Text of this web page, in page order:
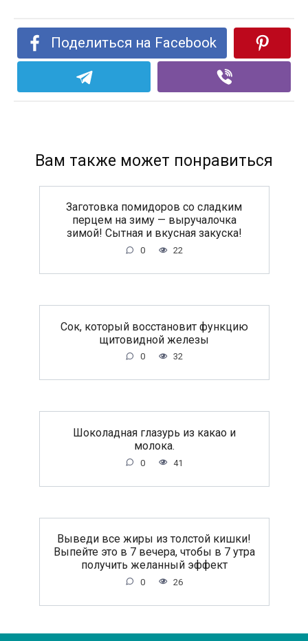
Поделиться на Facebook
Вам также может понравиться
Заготовка помидоров со сладким
перцем на зиму — выручалочка
зимой! Сытная и вкусная закуска!
0 22
Сок, который восстановит функцию
щитовидной железы
0 32
Шоколадная глазурь из какао и
молока.
0 41
Выведи все жиры из толстой кишки!
Выпейте это в 7 вечера, чтобы в 7 утра
получить желанный эффект
0 26